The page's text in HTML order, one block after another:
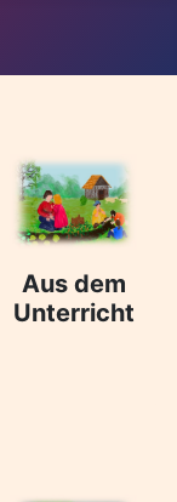
Aus dem
Unterricht